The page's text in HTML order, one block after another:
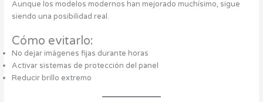
Aunque los modelos modernos han mejorado muchísimo, sigue
siendo una posibilidad real.
Cómo evitarlo:
No dejar imágenes fijas durante horas
Activar sistemas de protección del panel
Reducir brillo extremo